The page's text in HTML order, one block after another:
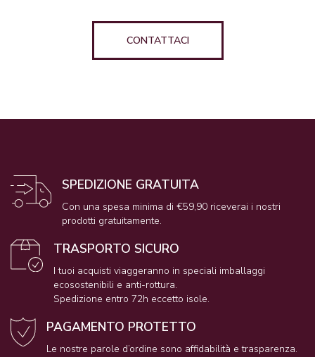
CONTATTACI
SPEDIZIONE GRATUITA
Con una spesa minima di €59,90 riceverai i nostri
prodotti gratuitamente.
TRASPORTO SICURO
I tuoi acquisti viaggeranno in speciali imballaggi
ecosostenibili e anti-rottura.
Spedizione entro 72h eccetto isole.
PAGAMENTO PROTETTO
Le nostre parole d’ordine sono affidabilità e trasparenza.